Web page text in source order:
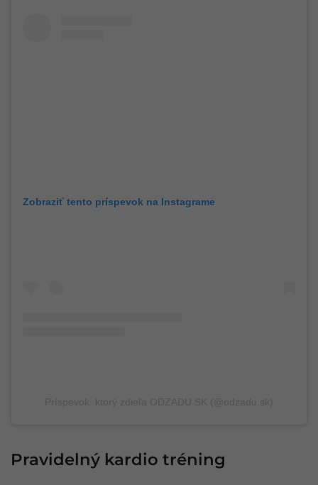
Zobraziť tento príspevok na Instagrame
Pravidelný kardio tréning